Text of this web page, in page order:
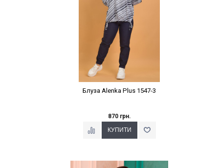
Блуза Alenka Plus 1547-3
870 грн.
Наклейки Варіант з %